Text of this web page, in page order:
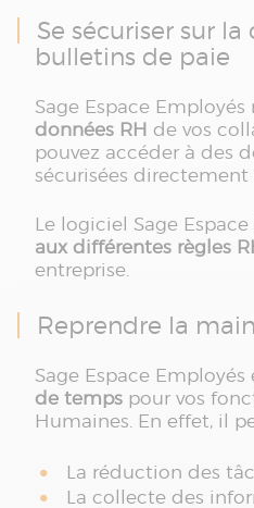
Se sécuriser sur
bulletins de paie
Sage Espace Employés
données RH de vos
pouvez accéder à des
sécurisées directement
Le logiciel Sage
aux différentes règles
entreprise.
Reprendre la
Sage Espace Employés
de temps pour vos
Humaines. En effet, il
La réduction des
La collecte des